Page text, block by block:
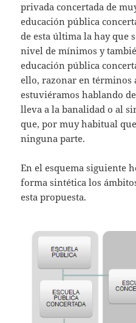
privada concertada de
educación pública
de esta última la hay que
nivel de mínimos y
educación pública
ello, razonar en términos
estuviéramos hablando
lleva a la banalidad o al
que, por muy habitual
ninguna parte.
En el esquema siguiente
forma sintética los
esta propuesta.